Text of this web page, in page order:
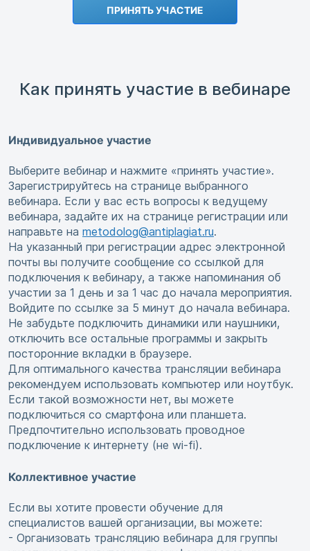
ПРИНЯТЬ УЧАСТИЕ
Как принять участие в вебинаре
Индивидуальное участие
Выберите вебинар и нажмите «принять участие».
Зарегистрируйтесь на странице выбранного
вебинара. Если у вас есть вопросы к ведущему
вебинара, задайте их на странице регистрации или
направьте на metodolog@antiplagiat.ru.
На указанный при регистрации адрес электронной
почты вы получите сообщение со ссылкой для
подключения к вебинару, а также напоминания об
участии за 1 день и за 1 час до начала мероприятия.
Войдите по ссылке за 5 минут до начала вебинара.
Не забудьте подключить динамики или наушники,
отключить все остальные программы и закрыть
посторонние вкладки в браузере.
Для оптимального качества трансляции вебинара
рекомендуем использовать компьютер или ноутбук.
Если такой возможности нет, вы можете
подключиться со смартфона или планшета.
Предпочтительно использовать проводное
подключение к интернету (не wi-fi).
Коллективное участие
Если вы хотите провести обучение для
специалистов вашей организации, вы можете:
- Организовать трансляцию вебинара для группы